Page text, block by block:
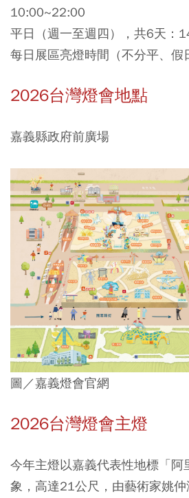
10:00~22:00
平日（週一至週四），共6天：
每日展區亮燈時間（不分平、
2026台灣燈會地點
嘉義縣政府前廣場
圖／嘉義燈會官網
2026台灣燈會主燈
今年主燈以嘉義代表性地標「阿
象，高達21公尺，由藝術家姚